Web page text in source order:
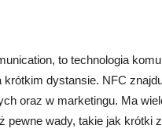
to technologia
dystansie. NFC
oraz w marketingu. Ma
pewne wady, takie jak krótki